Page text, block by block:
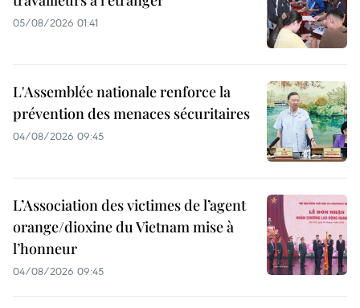
05/08/2026 01:41
L'Assemblée nationale renforce la
prévention des menaces sécuritaires
04/08/2026 09:45
L’Association des victimes de l’agent
orange/dioxine du Vietnam mise à
l’honneur
04/08/2026 09:45